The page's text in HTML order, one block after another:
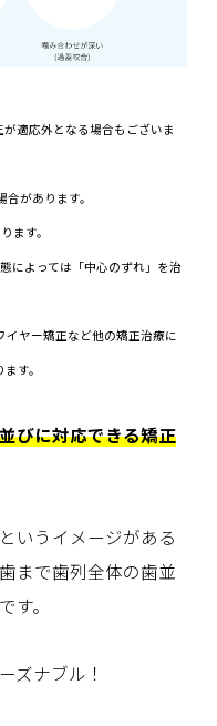
適応外となる場合もございま
があります。
ます。
によっては「中心のずれ」を治
イヤー矯正など他の矯正治療に
す。
びに対応できる矯正
いうイメージがある
まで歯列全体の歯並
す。
ズナブル！